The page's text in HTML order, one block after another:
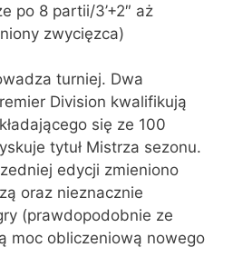
po 8 partii/3’+2″ aż
zwycięzca)
turniej. Dwa
Division kwalifikują
się ze 100
tytuł Mistrza sezonu.
edycji zmieniono
oraz nieznacznie
(prawdopodobnie ze
moc obliczeniową nowego